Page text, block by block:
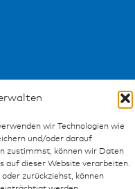
wir Technologien wie
und/oder darauf
zustimmst, können wir Daten
auf dieser Website verarbeiten.
zurückziehst, können